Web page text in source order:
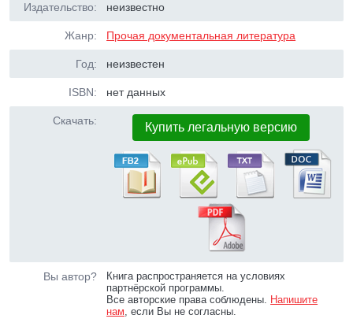
Издательство: неизвестно
Жанр: Прочая документальная литература
Год: неизвестен
ISBN: нет данных
Скачать: Купить легальную версию
Вы автор?
Книга распространяется на условиях
партнёрской программы.
Все авторские права соблюдены. Напишите
нам, если Вы не согласны.